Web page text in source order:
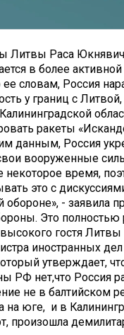
Литвы Раса
в более
ее словам, Россия
у границ с
ракеты
данным, Россия
вооруженные
некоторое время,
это с
обороне», - заявила
Это полностью
гостя Литвы
иностранных
утверждает,
РФ нет,что Россия
не в балтийском
на юге, и в
произошла